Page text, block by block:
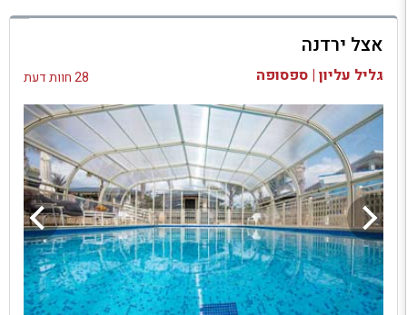
למתחם זה
בדיקת זמינות ומחירים
אצל ירדנה
גליל עליון | ספסופה 28 חוות דעת